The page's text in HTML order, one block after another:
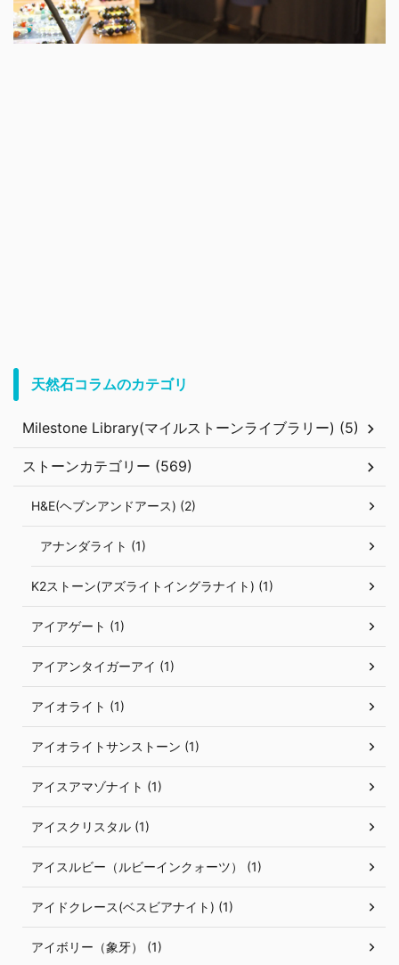
天然石コラムのカテゴリ
Milestone Library(マイルストーンライブラリー) (5)
ストーンカテゴリー (569)
H&E(ヘブンアンドアース) (2)
アナンダライト (1)
K2ストーン(アズライトイングラナイト) (1)
アイアゲート (1)
アイアンタイガーアイ (1)
アイオライト (1)
アイオライトサンストーン (1)
アイスアマゾナイト (1)
アイスクリスタル (1)
アイスルビー（ルビーインクォーツ） (1)
アイドクレース(ベスビアナイト) (1)
アイボリー（象牙） (1)